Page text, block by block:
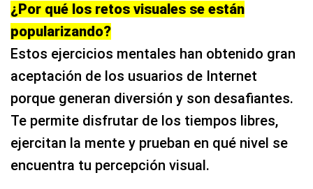
¿Por qué los retos visuales se están
popularizando?
Estos ejercicios mentales han obtenido gran
aceptación de los usuarios de Internet
porque generan diversión y son desafiantes.
Te permite disfrutar de los tiempos libres,
ejercitan la mente y prueban en qué nivel se
encuentra tu percepción visual.